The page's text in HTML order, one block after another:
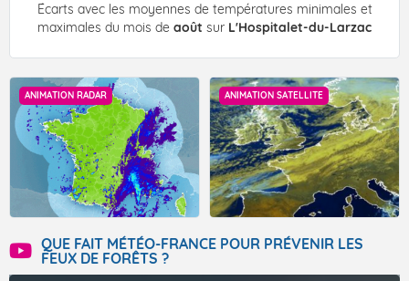
Écarts avec les moyennes de températures minimales et
maximales du mois de août sur L'Hospitalet-du-Larzac
ANIMATION RADAR ANIMATION SATELLITE
QUE FAIT MÉTÉO-FRANCE POUR PRÉVENIR LES
FEUX DE FORÊTS ?